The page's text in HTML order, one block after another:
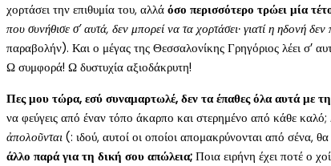
χορτάσει την επιθυμία του, αλλά όσο περισσότερο τρώει μία
που συνήθισε σ’ αυτά, δεν μπορεί να τα χορτάσει· γιατί η ηδονή
παραβολήν). Και ο μέγας της Θεσσαλονίκης Γρηγόριος λέει σ’
Ω συμφορά! Ω δυστυχία αξιοδάκρυτη!
Πες μου τώρα, εσύ συναμαρτωλέ, δεν τα έπαθες όλα αυτά με
να φεύγεις από έναν τόπο άκαρπο και στερημένο από κάθε καλό;
ἀπολοῦνται (: ιδού, αυτοί οι οποίοι απομακρύνονται από σένα,
άλλο παρά για τη δική σου απώλεια; Ποια ειρήνη έχει ποτέ ο